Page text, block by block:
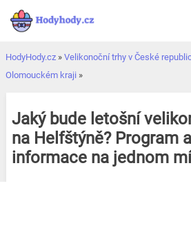
Přeskočit
HodyHody.cz » Velikonoční trhy v České
Olomouckém kraji »
Jaký bude letošní
na Helfštýně? Program
informace na jednom